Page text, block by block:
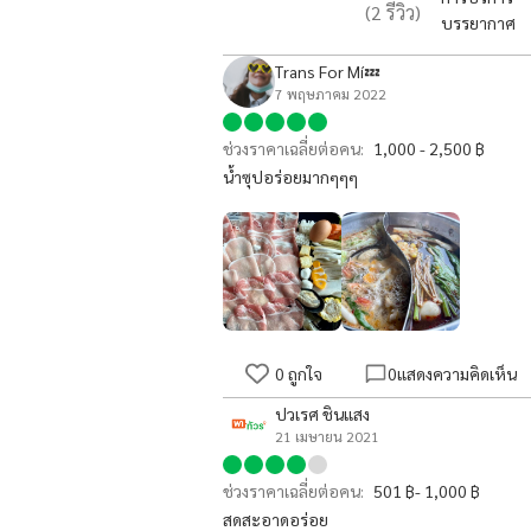
(2 รีวิว)
บรรยากาศ
Trans For Mí💤
7 พฤษภาคม 2022
ช่วงราคาเฉลี่ยต่อคน: 1,000 - 2,500 ฿
น้ำซุปอร่อยมากๆๆๆ
0 ถูกใจ 0แสดงความคิดเห็น
ปวเรศ ชินแสง
21 เมษายน 2021
ช่วงราคาเฉลี่ยต่อคน: 501 ฿- 1,000 ฿
สดสะอาดอร่อย